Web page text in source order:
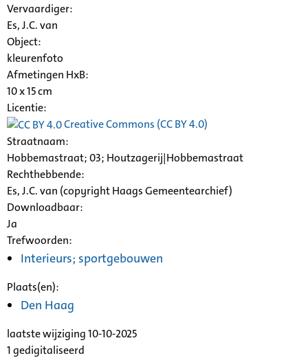
Vervaardiger:
Es, J.C. van
Object:
kleurenfoto
Afmetingen HxB:
10 x 15 cm
Licentie:
Creative Commons (CC BY 4.0)
Straatnaam:
Hobbemastraat; 03; Houtzagerij|Hobbemastraat
Rechthebbende:
Es, J.C. van (copyright Haags Gemeentearchief)
Downloadbaar:
Ja
Trefwoorden:
Interieurs; sportgebouwen
Plaats(en):
Den Haag
laatste wijziging 10-10-2025
1 gedigitaliseerd